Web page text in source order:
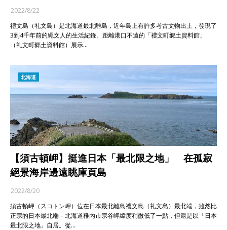
2022/8/22
禮文島（礼文島）是北海道最北離島，近年島上有許多考古文物出土，發現了
3到4千年前的繩文人的生活紀錄。距離港口不遠的「禮文町鄉土資料館」
（礼文町郷土資料館）展示…
北海道
【須古頓岬】挺進日本「最北限之地」 在孤寂
絕景海岸邊遠眺庫頁島
2022/8/20
須古頓岬（スコトン岬）位在日本最北離島禮文島（礼文島）最北端，雖然比
正宗的日本最北端－北海道稚內市宗谷岬緯度稍微低了一點，但還是以「日本
最北限之地」自居。從…